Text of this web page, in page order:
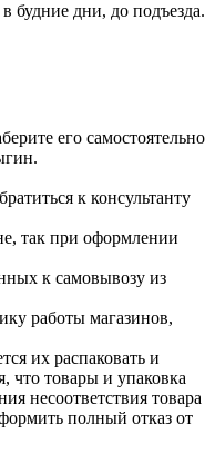
будние дни, до подъезда.
его самостоятельно
к консультанту
так при оформлении
к самовывозу из
работы магазинов,
их распаковать и
что товары и упаковка
несоответствия товара
полный отказ от